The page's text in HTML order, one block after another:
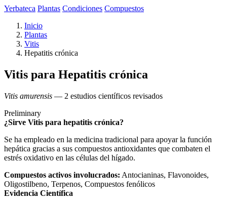
Yerbateca Plantas Condiciones Compuestos
Inicio
Plantas
Vitis
Hepatitis crónica
Vitis para Hepatitis crónica
Vitis amurensis — 2 estudios científicos revisados
Preliminary
¿Sirve Vitis para hepatitis crónica?
Se ha empleado en la medicina tradicional para apoyar la función
hepática gracias a sus compuestos antioxidantes que combaten el
estrés oxidativo en las células del hígado.
Compuestos activos involucrados: Antocianinas, Flavonoides,
Oligostilbeno, Terpenos, Compuestos fenólicos
Evidencia Científica